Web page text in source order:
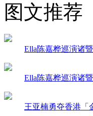
图文推荐
Ella陈嘉桦巡演诸
Ella陈嘉桦巡演诸
王亚楠勇夺香港「